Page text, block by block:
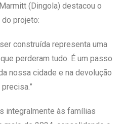
(Dingola) destacou o
projeto:
construída representa uma
perderam tudo. É um passo
nossa cidade e na devolução
integralmente às famílias